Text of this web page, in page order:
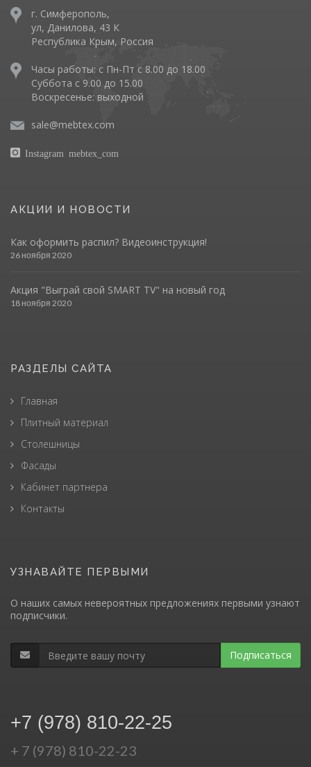
г. Симферополь,
ул, Данилова, 43 К
Республика Крым, Россия
Часы работы: с Пн-Пт с 8.00 до 18.00
Суббота с 9.00 до 15.00
Воскресенье: выходной
sale@mebtex.com
Instagram mebtex_com
АКЦИИ И НОВОСТИ
Как оформить распил? Видеоинструкция!
26 ноября 2020
Акция "Выграй свой SMART TV" на новый год
18 ноября 2020
РАЗДЕЛЫ САЙТА
Главная
Плитный материал
Столешницы
Фасады
Кабинет партнера
Контакты
УЗНАВАЙТЕ ПЕРВЫМИ
О наших самых невероятных предложениях первыми узнают
подписчики.
Подписаться
+7 (978) 810-22-25
+ 7 (978) 810-22-23